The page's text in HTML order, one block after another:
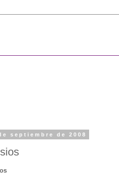
septiembre de 2008